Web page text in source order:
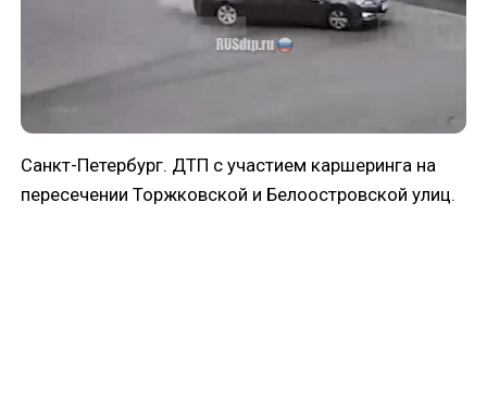
Санкт-Петербург. ДТП с участием каршеринга на
пересечении Торжковской и Белоостровской улиц.